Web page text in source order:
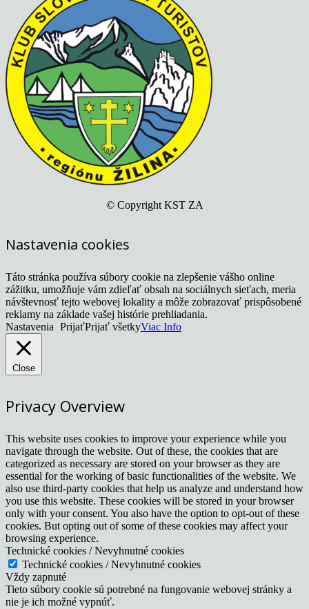
© Copyright KST ZA
Nastavenia cookies
Táto stránka používa súbory cookie na zlepšenie vášho online
zážitku, umožňuje vám zdieľať obsah na sociálnych sieťach, meria
návštevnosť tejto webovej lokality a môže zobrazovať prispôsobené
reklamy na základe vašej histórie prehliadania.
Nastavenia PrijaťPrijať všetkyViac Info
Close
Privacy Overview
This website uses cookies to improve your experience while you
navigate through the website. Out of these, the cookies that are
categorized as necessary are stored on your browser as they are
essential for the working of basic functionalities of the website. We
also use third-party cookies that help us analyze and understand how
you use this website. These cookies will be stored in your browser
only with your consent. You also have the option to opt-out of these
cookies. But opting out of some of these cookies may affect your
browsing experience.
Technické cookies / Nevyhnutné cookies
Technické cookies / Nevyhnutné cookies
Vždy zapnuté
Tieto súbory cookie sú potrebné na fungovanie webovej stránky a
nie je ich možné vypnúť.